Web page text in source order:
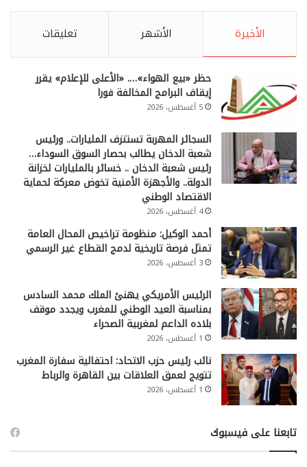
الأخيرة الأشهر تعليقات
حظر «بيع الهواء»…. «الأعلى للإعلام» يقرر
إيقاف البرامج المخالفة فورا
5 أغسطس، 2026
السجائر المهربة تستنزف المليارات.. ورئيس
شعبة الدخان يطالب بحصار السوق السوداء…
رئيس شعبة الدخان .. خسائر بالمليارات لخزانة
الدولة.. والأجهزة الأمنية تخوض معركة لحماية
الاقتصاد الوطني
4 أغسطس، 2026
أحمد الوكيل: منظومة تراخيص المحال العامة
تمثل فرصة تاريخية لدمج القطاع غير الرسمي
3 أغسطس، 2026
الرئيس الأمريكي يهنئ الملك محمد السادس
بمناسبة العيد الوطني للمغرب ويجدد موقف
بلاده الداعم لمغربية الصحراء
1 أغسطس، 2026
نائب رئيس حزب الاتحاد: احتفالية سفارة المغرب
تتويج لعمق العلاقات بين القاهرة والرباط
1 أغسطس، 2026
تابعنا على فيسبوك